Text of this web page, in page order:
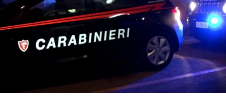
ECONOMIA E LAVORO
EVENTI
SPORT